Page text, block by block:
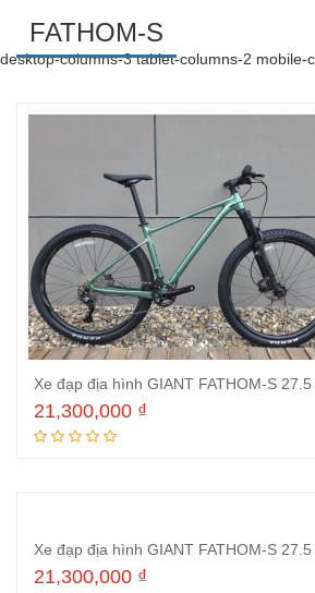
FATHOM-S
desktop-columns-3 tablet-columns-2 mobile-
Xe đạp địa hình GIANT FATHOM-S 27.5
21,300,000 ₫
Xe đạp địa hình GIANT FATHOM-S
21,300,000 ₫